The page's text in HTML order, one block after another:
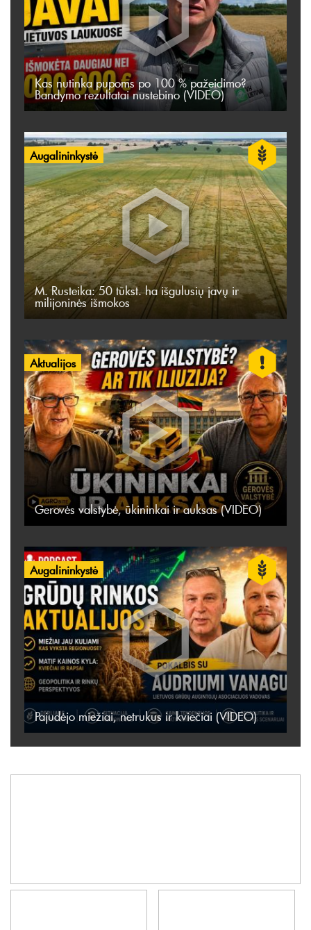
Kas nutinka pupoms po 100 % pažeidimo?
Bandymo rezultatai nustebino (VIDEO)
Augalininkystė
M. Rusteika: 50 tūkst. ha išgulusių javų ir
milijoninės išmokos
Aktualijos
Gerovės valstybė, ūkininkai ir auksas (VIDEO)
Augalininkystė
Pajudėjo miežiai, netrukus ir kviečiai (VIDEO)